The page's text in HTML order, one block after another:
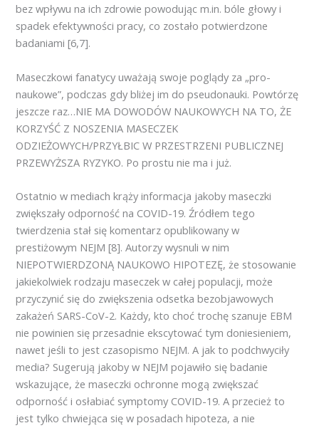
bez wpływu na ich zdrowie powodując m.in. bóle głowy i
spadek efektywności pracy, co zostało potwierdzone
badaniami [6,7].
Maseczkowi fanatycy uważają swoje poglądy za „pro-
naukowe”, podczas gdy bliżej im do pseudonauki. Powtórzę
jeszcze raz…NIE MA DOWODÓW NAUKOWYCH NA TO, ŻE
KORZYŚĆ Z NOSZENIA MASECZEK
ODZIEŻOWYCH/PRZYŁBIC W PRZESTRZENI PUBLICZNEJ
PRZEWYŻSZA RYZYKO. Po prostu nie ma i już.
Ostatnio w mediach krąży informacja jakoby maseczki
zwiększały odporność na COVID-19. Źródłem tego
twierdzenia stał się komentarz opublikowany w
prestiżowym NEJM [8]. Autorzy wysnuli w nim
NIEPOTWIERDZONĄ NAUKOWO HIPOTEZĘ, że stosowanie
jakiekolwiek rodzaju maseczek w całej populacji, może
przyczynić się do zwiększenia odsetka bezobjawowych
zakażeń SARS-CoV-2. Każdy, kto choć trochę szanuje EBM
nie powinien się przesadnie ekscytować tym doniesieniem,
nawet jeśli to jest czasopismo NEJM. A jak to podchwyciły
media? Sugerują jakoby w NEJM pojawiło się badanie
wskazujące, że maseczki ochronne mogą zwiększać
odporność i osłabiać symptomy COVID-19. A przecież to
jest tylko chwiejąca się w posadach hipoteza, a nie